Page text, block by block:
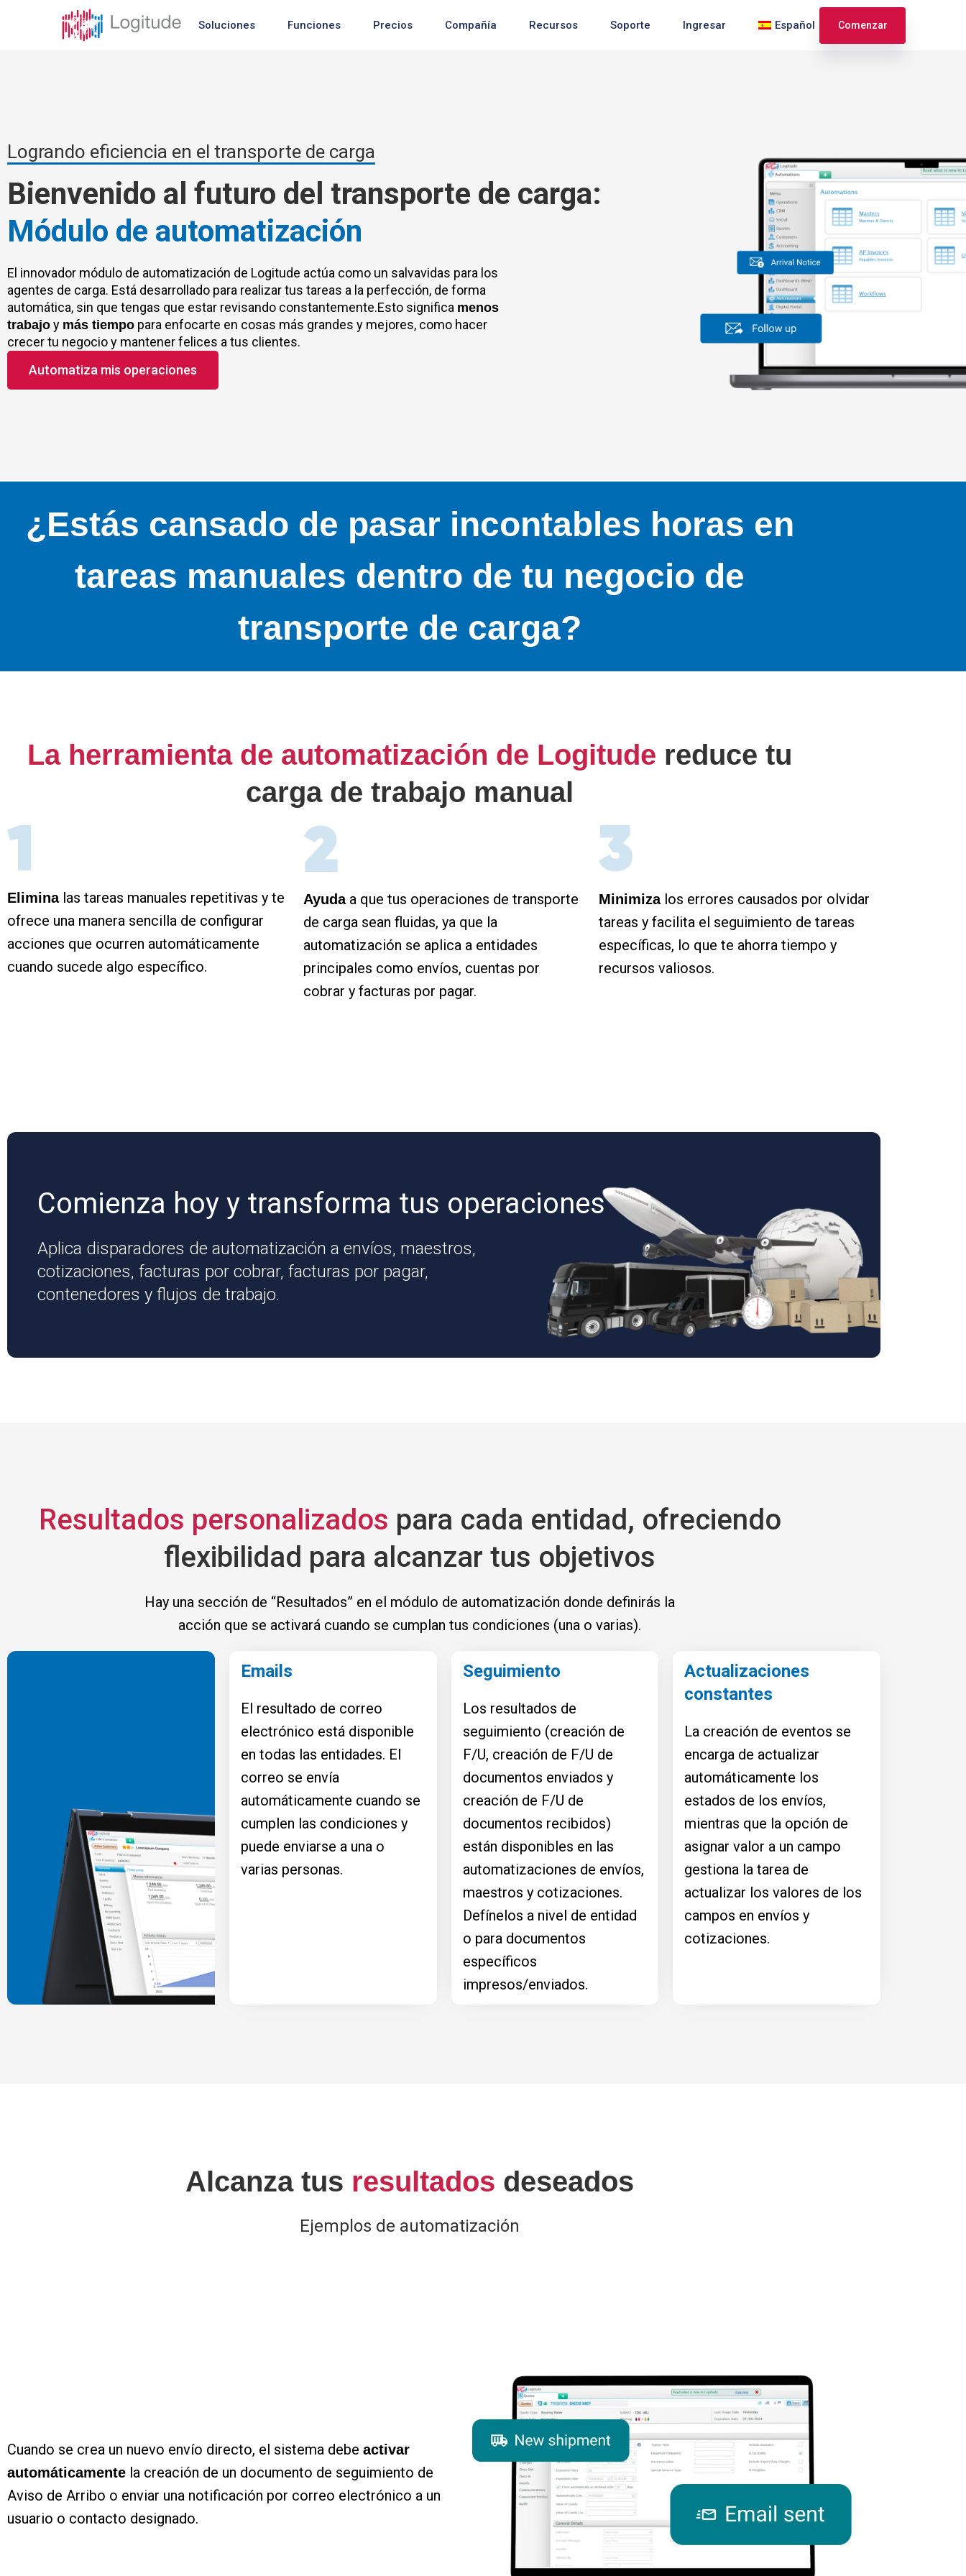
Soluciones Funciones
Reciente
Reciente
Precios Compañía Recursos Soporte Ingresar Español Comenzar
Logrando eficiencia en el transporte de carga
Bienvenido al futuro del transporte de carga:
Módulo de automatización
El innovador módulo de automatización de Logitude actúa como un salvavidas para los
agentes de carga. Está desarrollado para realizar tus tareas a la perfección, de forma
automática, sin que tengas que estar revisando constantemente.Esto significa menos
trabajo y más tiempo para enfocarte en cosas más grandes y mejores, como hacer
crecer tu negocio y mantener felices a tus clientes.
Automatiza mis operaciones
¿Estás cansado de pasar incontables horas en
tareas manuales dentro de tu negocio de
transporte de carga?
La herramienta de automatización de Logitude reduce tu
carga de trabajo manual
Eliminalas tareas manuales repetitivas y te
ofrece una manera sencilla de configurar
acciones que ocurren automáticamente
cuando sucede algo específico.
Ayudaa que tus operaciones de transporte
de carga sean fluidas, ya que la
automatización se aplica a entidades
principales como envíos, cuentas por
cobrar y facturas por pagar.
Minimizalos errores causados por olvidar
tareas y facilita el seguimiento de tareas
específicas, lo que te ahorra tiempo y
recursos valiosos.
Comienza hoy y transforma tus operaciones
Aplica disparadores de automatización a envíos, maestros,
cotizaciones, facturas por cobrar, facturas por pagar,
contenedores y flujos de trabajo.
Resultados personalizados para cada entidad, ofreciendo
flexibilidad para alcanzar tus objetivos
Hay una sección de “Resultados” en el módulo de automatización donde definirás la
acción que se activará cuando se cumplan tus condiciones (una o varias).
Emails
El resultado de correo
electrónico está disponible
en todas las entidades. El
correo se envía
automáticamente cuando se
cumplen las condiciones y
puede enviarse a una o
varias personas.
Seguimiento
Los resultados de
seguimiento (creación de
F/U, creación de F/U de
documentos enviados y
creación de F/U de
documentos recibidos)
están disponibles en las
automatizaciones de envíos,
maestros y cotizaciones.
Defínelos a nivel de entidad
o para documentos
específicos
impresos/enviados.
Actualizaciones
constantes
La creación de eventos se
encarga de actualizar
automáticamente los
estados de los envíos,
mientras que la opción de
asignar valor a un campo
gestiona la tarea de
actualizar los valores de los
campos en envíos y
cotizaciones.
Alcanza tus resultados deseados
Ejemplos de automatización
Cuando se crea un nuevo envío directo, el sistema debe activar
automáticamente la creación de un documento de seguimiento de
Aviso de Arribo o enviar una notificación por correo electrónico a un
usuario o contacto designado.